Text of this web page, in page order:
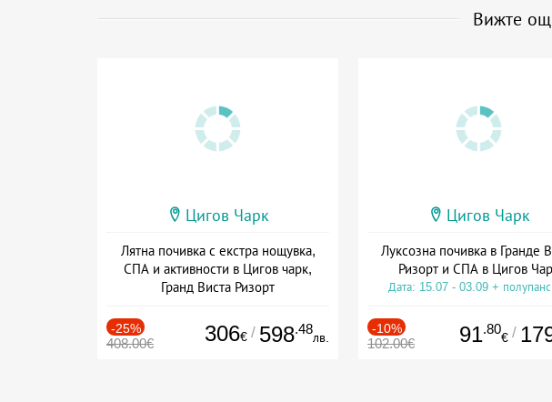
Вижте
Цигов Чарк
Лятна почивка с екстра нощувка,
СПА и активности в Цигов чарк,
Гранд Виста Ризорт
-25%
408.00€ 306€ / 598.48
лв.
Цигов Чарк
Луксозна почивка в Гранде
Ризорт и СПА в Цигов
Дата: 15.07 - 03.09 +
-10%
102.00€ 91.80
€ /